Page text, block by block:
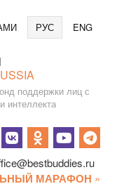
РУС ENG
поддержки лиц с
интеллекта
МАРАФОН »